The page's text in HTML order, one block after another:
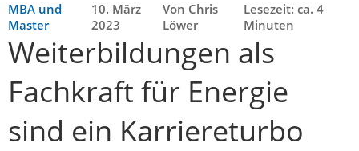
MBA und
Master
10. März
2023
Von Chris
Löwer
Lesezeit: ca. 4
Minuten
Weiterbildungen als
Fachkraft für Energie
sind ein Karriereturbo